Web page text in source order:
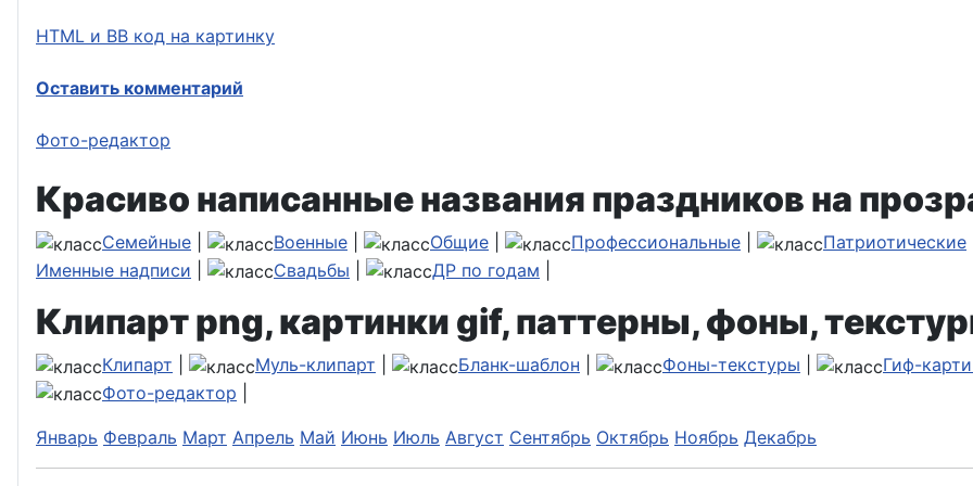
HTML и BB код на картинку
Оставить комментарий
Фото-редактор
Красиво написанные названия праздников на
Семейные Военные Общие Профессиональные Патриотические
Именные надписи
Свадьбы ДР по годам
Клипарт png, картинки gif, паттерны, фоны,
Клипарт Муль-клипарт Бланк-шаблон Фоны-текстуры
Гиф-
Фото-редактор
Январь Февраль Март Апрель Май Июнь Июль Август Сентябрь Октябрь Ноябрь Декабрь